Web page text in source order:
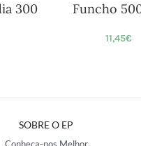
300
Funcho
11,45€
SOBRE O EP